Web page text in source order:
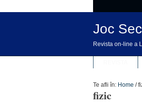
Joc
Revista on-line a
Te afli în: Home /
fizic